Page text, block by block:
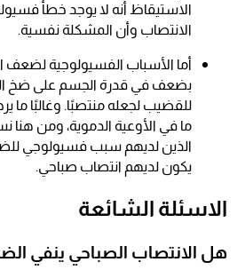
الاستيقاظ أنه لا يوجد خطأ
الانتصاب وأن المشكلة نفسية.
أما الأسباب الفسيولوجية لضعف
بضعف في قدرة الجسم على ضخ
للقضيب لجعله منتصبًا. وغالبًا ما
ما في الأوعية الدموية، ومن هنا
الذين لديهم سبب فسيولوجي
يكون لديهم انتصاب صباحي.
الاسئلة الشائعة
هل الانتصاب الصباحي ينفي